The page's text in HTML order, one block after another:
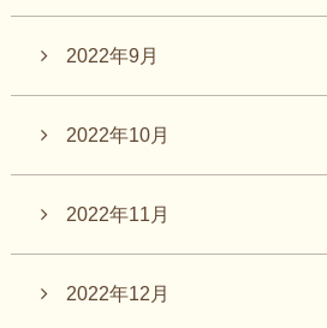
2022年9月
2022年10月
2022年11月
2022年12月